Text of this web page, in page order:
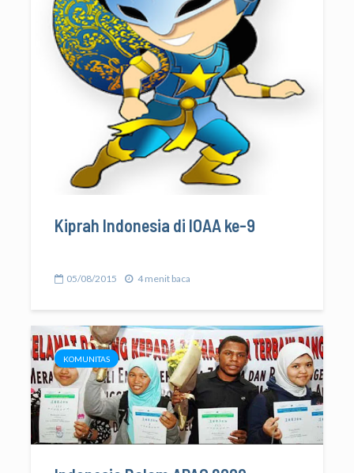
Kiprah Indonesia di IOAA ke-9
05/08/2015 4 menit baca
KOMUNITAS